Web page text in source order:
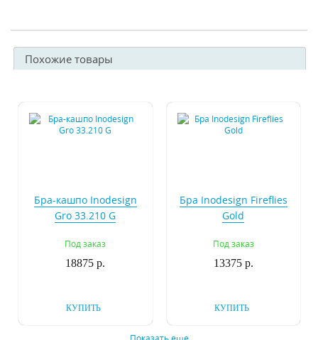
Похожие товары
Бра-кашпо Inodesign
Gro 33.210 G
Под заказ
18875 р.
КУПИТЬ
Бра Inodesign Fireflies
Gold
Под заказ
13375 р.
КУПИТЬ